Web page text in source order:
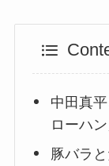
中田真
ローハ
豚バラ